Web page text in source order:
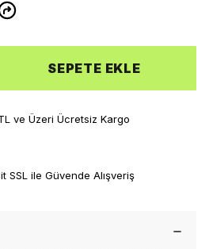
SEPETE EKLE
ve Üzeri Ücretsiz Kargo
SSL ile Güvende Alışveriş